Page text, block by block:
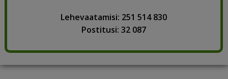
Lehevaatamisi: 251 514 830
Postitusi: 32 087